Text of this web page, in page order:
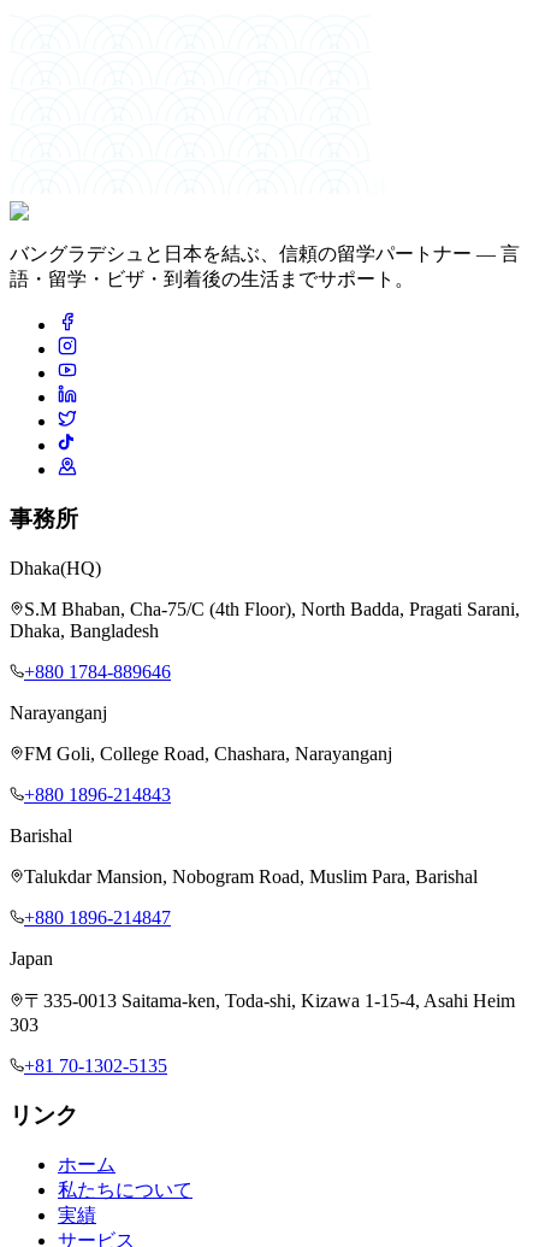
バングラデシュと日本を結ぶ、信頼の留学パートナー — 言
語・留学・ビザ・到着後の生活までサポート。
事務所
Dhaka(HQ)
S.M Bhaban, Cha-75/C (4th Floor), North Badda, Pragati Sarani,
Dhaka, Bangladesh
+880 1784-889646
Narayanganj
FM Goli, College Road, Chashara, Narayanganj
+880 1896-214843
Barishal
Talukdar Mansion, Nobogram Road, Muslim Para, Barishal
+880 1896-214847
Japan
〒335-0013 Saitama-ken, Toda-shi, Kizawa 1-15-4, Asahi Heim
303
+81 70-1302-5135
リンク
ホーム
私たちについて
実績
サービス